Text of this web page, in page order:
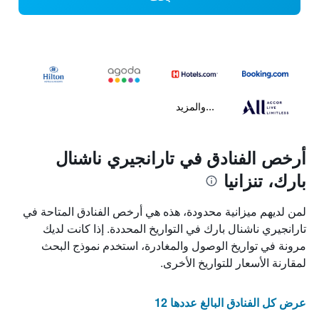
...والمزيد
أرخص الفنادق في تارانجيري ناشنال
بارك، تنزانيا
لمن لديهم ميزانية محدودة، هذه هي أرخص الفنادق المتاحة في
تارانجيري ناشنال بارك في التواريخ المحددة. إذا كانت لديك
مرونة في تواريخ الوصول والمغادرة، استخدم نموذج البحث
لمقارنة الأسعار للتواريخ الأخرى.
عرض كل الفنادق البالغ عددها 12